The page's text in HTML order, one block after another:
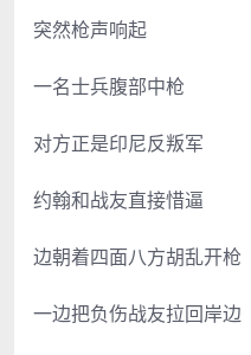
突然枪声响起
一名士兵腹部中枪
对方正是印尼反叛军
约翰和战友直接惜逼
边朝着四面八方胡乱开枪
一边把负伤战友拉回岸边